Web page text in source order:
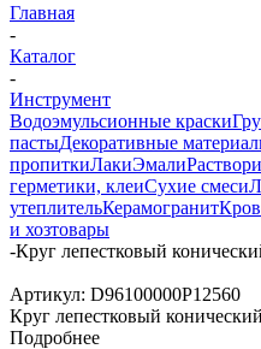
Главная
-
Каталог
-
Инструмент
Водоэмульсионные краски
пастыДекоративные
пропиткиЛакиЭмали
герметики, клеиСухие смеси
утеплительКерамогранит
и хозтовары
-Круг лепестковый
Артикул: D96100000P12560
Круг лепестковый конический
Подробнее